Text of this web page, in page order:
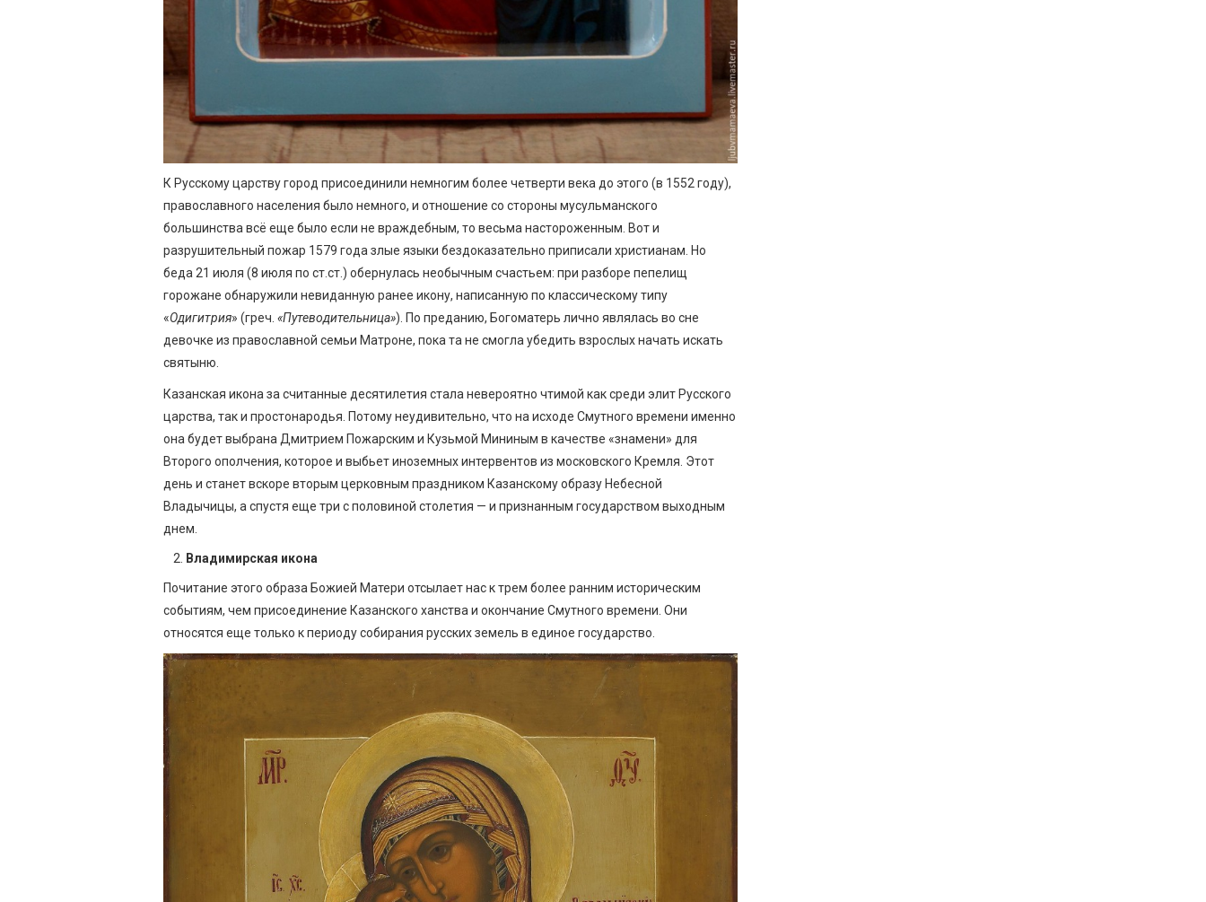
К Русскому царству город присоединили немногим более четверти века до этого (в 1552 году),
православного населения было немного, и отношение со стороны мусульманского
большинства всё еще было если не враждебным, то весьма настороженным. Вот и
разрушительный пожар 1579 года злые языки бездоказательно приписали христианам. Но
беда 21 июля (8 июля по ст.ст.) обернулась необычным счастьем: при разборе пепелищ
горожане обнаружили невиданную ранее икону, написанную по классическому типу
«Одигитрия» (греч. «Путеводительница»). По преданию, Богоматерь лично являлась во сне
девочке из православной семьи Матроне, пока та не смогла убедить взрослых начать искать
святыню.
Казанская икона за считанные десятилетия стала невероятно чтимой как среди элит Русского
царства, так и простонародья. Потому неудивительно, что на исходе Смутного времени именно
она будет выбрана Дмитрием Пожарским и Кузьмой Мининым в качестве «знамени» для
Второго ополчения, которое и выбьет иноземных интервентов из московского Кремля. Этот
день и станет вскоре вторым церковным праздником Казанскому образу Небесной
Владычицы, а спустя еще три с половиной столетия — и признанным государством выходным
днем.
Владимирская икона
Почитание этого образа Божией Матери отсылает нас к трем более ранним историческим
событиям, чем присоединение Казанского ханства и окончание Смутного времени. Они
относятся еще только к периоду собирания русских земель в единое государство.